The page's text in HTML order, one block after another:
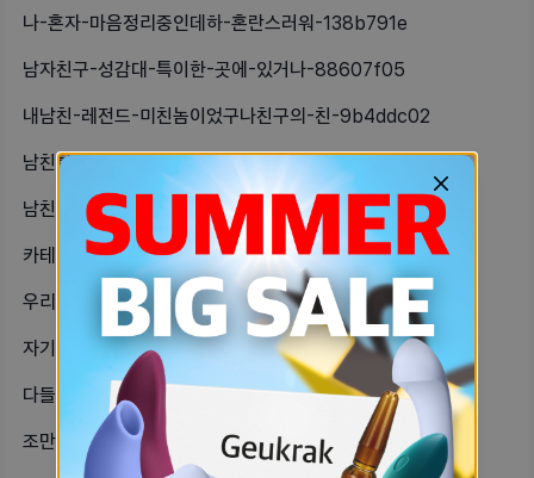
나-혼자-마음정리중인데하-혼란스러워-138b791e
남자친구-성감대-특이한-곳에-있거나-88607f05
내남친-레전드-미친놈이었구나친구의-친-9b4ddc02
남친한테-서운한거-톡으로-얘기해-전화-8195630e
남친한테-마음식어서카톡-대충-보내는중-c2feef06
카테고리를-잘못-골라서-다시-올려남친-a3948808
우리엄마는-참-신기함-문신하고-싶다니-d6920020
자기들아-나-지난번에-포경수술-관련-2403e9e3
다들-이상형이-어케-돼-난1-자기관리-d4106153
조만간-헤어지려고현타오고-나는-내가-12dad553